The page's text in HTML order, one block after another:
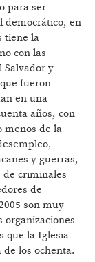
para ser
democrático, en
tiene la
con las
Salvador y
fueron
en una
años, con
menos de la
y guerras,
de criminales
de
son muy
organizaciones
que la Iglesia
los ochenta.